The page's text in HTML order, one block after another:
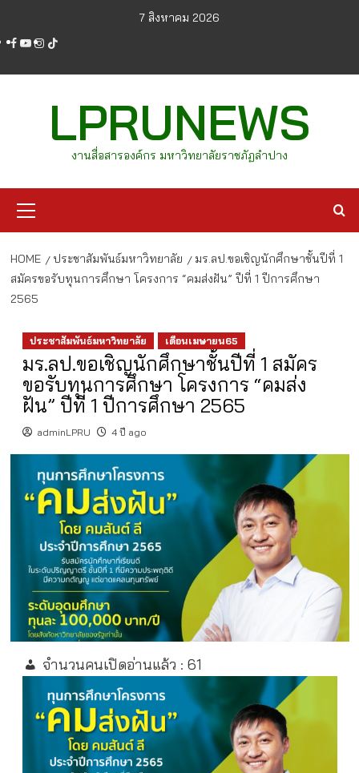
content
7 สิงหาคม 2026
facebook
youtube
instagram
tiktok
LPRUNEWS
งานสื่อสารองค์กร มหาวิทยาลัยราชภัฏลำปาง
Menu
HOME ประชาสัมพันธ์มหาวิทยาลัย
มร.ลป.ขอเชิญนักศึกษาชั้นปีที่ 1
สมัครขอรับทุนการศึกษา โครงการ “คมส่งฝัน” ปีที่ 1 ปีการศึกษา
2565
ประชาสัมพันธ์มหาวิทยาลัย เดือนเมษายน65
มร.ลป.ขอเชิญนักศึกษาชั้นปีที่ 1 สมัคร
ขอรับทุนการศึกษา โครงการ “คมส่ง
ฝัน” ปีที่ 1 ปีการศึกษา 2565
adminLPRU 4 ปี ago
จำนวนคนเปิดอ่านแล้ว : 61